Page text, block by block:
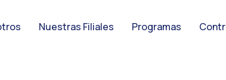
Nuestras Filiales Programas